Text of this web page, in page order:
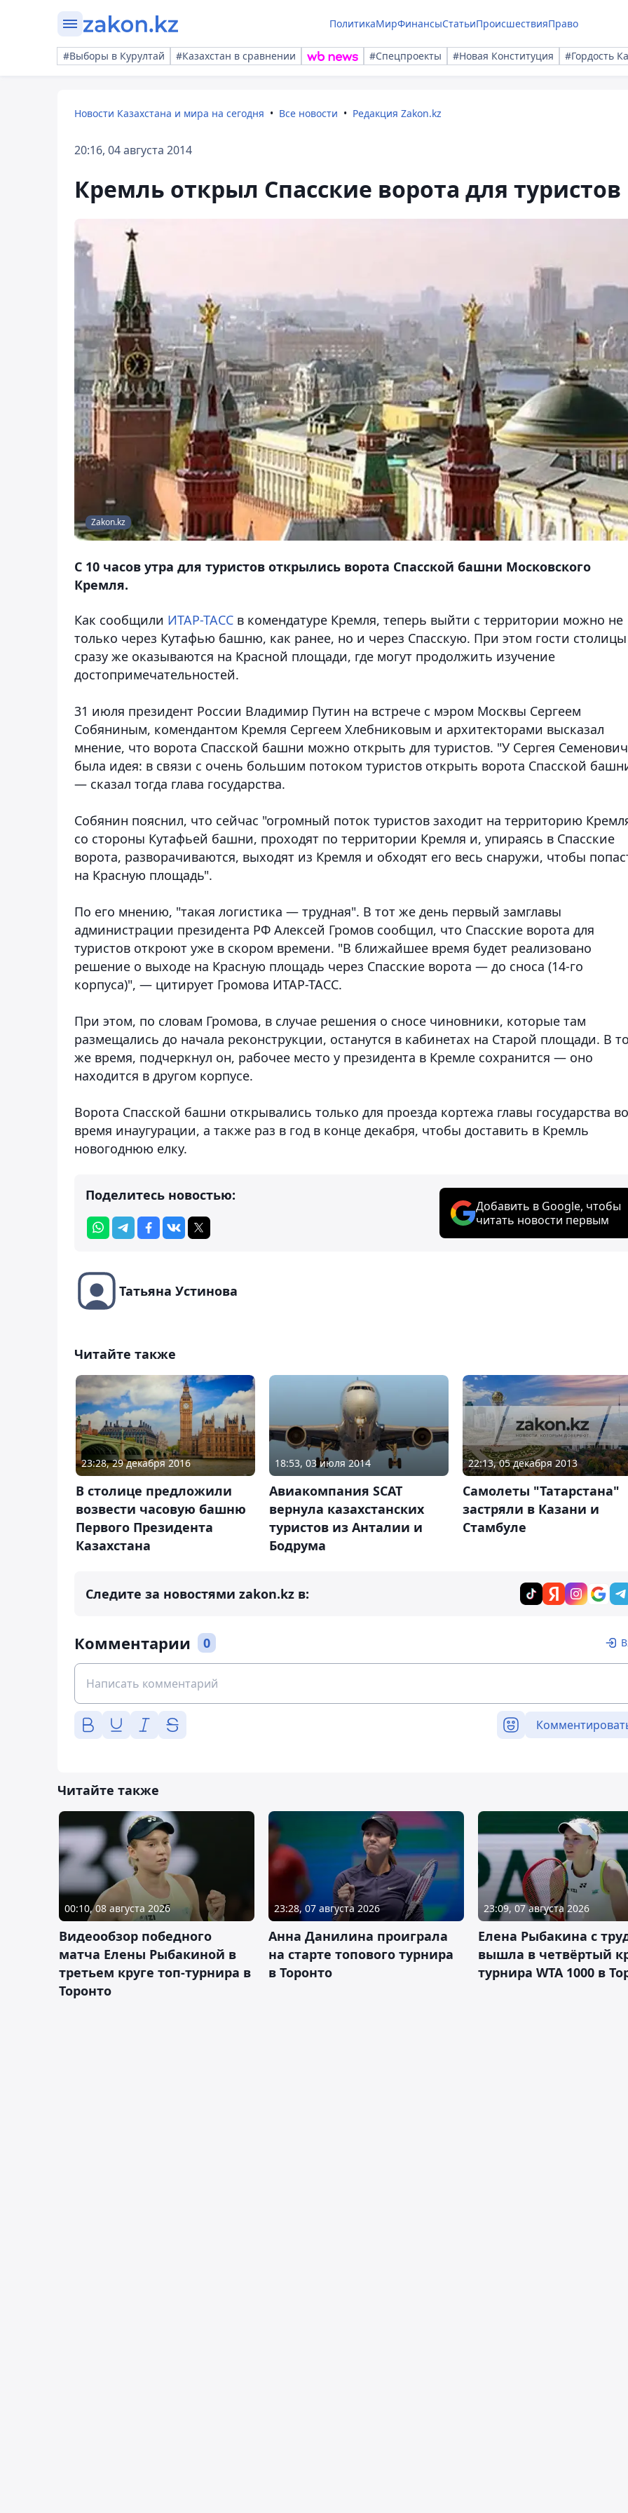
ПолитикаМирФинансыСтатьиПроисшествияПраво
#Выборы в Курултай #Казахстан в сравнении #Спецпроекты #Новая Конституция #Гордость
Новости Казахстана и мира на сегодня Все новости Редакция Zakon.kz
20:16, 04 августа 2014
Кремль открыл Спасские ворота для туристов
Zakon.kz
С 10 часов утра для туристов открылись ворота Спасской башни Московского
Кремля.
Как сообщили ИТАР-ТАСС в комендатуре Кремля, теперь выйти с территории можно не
только через Кутафью башню, как ранее, но и через Спасскую. При этом гости столицы
сразу же оказываются на Красной площади, где могут продолжить изучение
достопримечательностей.
31 июля президент России Владимир Путин на встрече с мэром Москвы Сергеем
Собяниным, комендантом Кремля Сергеем Хлебниковым и архитекторами высказал
мнение, что ворота Спасской башни можно открыть для туристов. "У Сергея
была идея: в связи с очень большим потоком туристов открыть ворота Спасской
— сказал тогда глава государства.
Собянин пояснил, что сейчас "огромный поток туристов заходит на территорию
со стороны Кутафьей башни, проходят по территории Кремля и, упираясь в Спасские
ворота, разворачиваются, выходят из Кремля и обходят его весь снаружи, чтобы
на Красную площадь".
По его мнению, "такая логистика — трудная". В тот же день первый замглавы
администрации президента РФ Алексей Громов сообщил, что Спасские ворота для
туристов откроют уже в скором времени. "В ближайшее время будет реализовано
решение о выходе на Красную площадь через Спасские ворота — до сноса (14-го
корпуса)", — цитирует Громова ИТАР-ТАСС.
При этом, по словам Громова, в случае решения о сносе чиновники, которые там
размещались до начала реконструкции, останутся в кабинетах на Старой площади. В
же время, подчеркнул он, рабочее место у президента в Кремле сохранится — оно
находится в другом корпусе.
Ворота Спасской башни открывались только для проезда кортежа главы государства во
время инаугурации, а также раз в год в конце декабря, чтобы доставить в Кремль
новогоднюю елку.
Поделитесь новостью:
Добавить в Google, чтобы
читать новости первым
Татьяна Устинова
Читайте также
23:28, 29 декабря 2016
В столице предложили
возвести часовую башню
Первого Президента
Казахстана
18:53, 03 июля 2014
Авиакомпания SCAT
вернула казахстанских
туристов из Анталии и
Бодрума
22:13, 05 декабря 2013
Самолеты "Татарстана"
застряли в Казани и
Стамбуле
Следите за новостями zakon.kz в:
Комментарии 0
Читайте также
00:10, 08 августа 2026
Видеообзор победного
матча Елены Рыбакиной в
третьем круге топ-турнира в
Торонто
23:28, 07 августа 2026
Анна Данилина проиграла
на старте топового турнира
в Торонто
23:09, 07 августа 2026
Елена Рыбакина с
вышла в четвёртый
турнира WTA 1000 в